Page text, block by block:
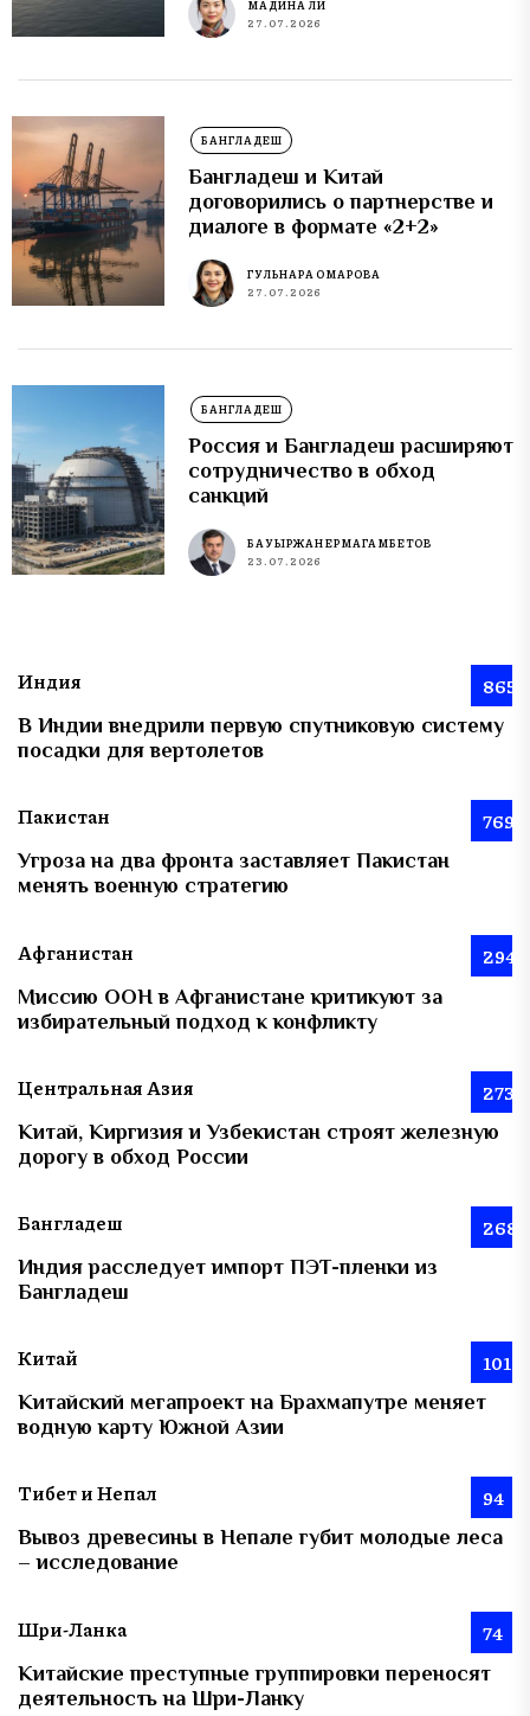
МАДИНА ЛИ
27.07.2026
БАНГЛАДЕШ
Бангладеш и Китай
договорились о партнерстве и
диалоге в формате «2+2»
ГУЛЬНАРА ОМАРОВА
27.07.2026
БАНГЛАДЕШ
Россия и Бангладеш расширяют
сотрудничество в обход
санкций
БАУЫРЖАН ЕРМАГАМБЕТОВ
23.07.2026
Индия 865
В Индии внедрили первую спутниковую систему
посадки для вертолетов
Пакистан 769
Угроза на два фронта заставляет Пакистан
менять военную стратегию
Афганистан 294
Миссию ООН в Афганистане критикуют за
избирательный подход к конфликту
Центральная Азия 273
Китай, Киргизия и Узбекистан строят железную
дорогу в обход России
Бангладеш 268
Индия расследует импорт ПЭТ-пленки из
Бангладеш
Китай 101
Китайский мегапроект на Брахмапутре меняет
водную карту Южной Азии
Тибет и Непал 94
Вывоз древесины в Непале губит молодые леса
– исследование
Шри-Ланка 74
Китайские преступные группировки переносят
деятельность на Шри-Ланку